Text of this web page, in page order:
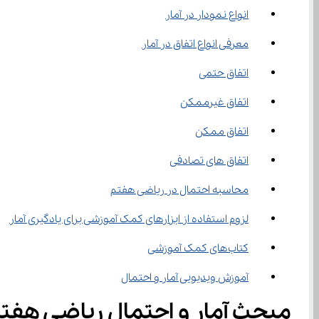
انواع نمودار در آمار
معرفی انواع اتفاق در آمار
اتفاق حتمی
اتفاق غیرممکن
اتفاق ممکن
اتفاق های تصادفی
محاسبه احتمال در ریاضی هفتم
لزوم استفاده از ابزارهای کمک آموزشی برای یادگیری آمار
کتاب‌های کمک آموزشی
آموزش ویدیویی آمار و احتمال